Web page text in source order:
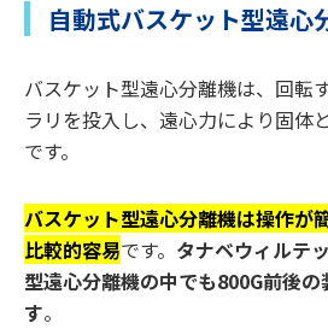
自動式バスケット型遠心
バスケット型遠心分離機は、回転
ラリを投入し、遠心力により固体
です。
バスケット型遠心分離機は操作が
比較的容易です。 タナベウィルテ
型遠心分離機の中でも800G前後
す。